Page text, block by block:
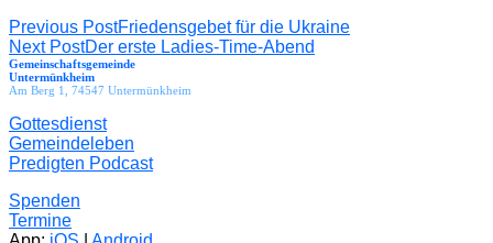
Beitragsnavigation
Previous PostFriedensgebet für die Ukraine
Next PostDer erste Ladies-Time-Abend
Gemeinschaftsgemeinde
Untermünkheim
Am Berg 1, 74547 Untermünkheim
Gottesdienst
Gemeindeleben
Predigten Podcast
Spenden
Termine